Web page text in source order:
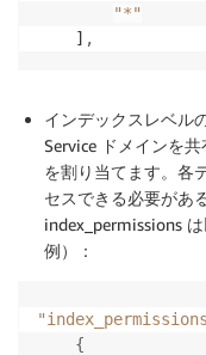
"*"
    ]
,
インデックスレベル
Service ドメインを
を割り当てます。各
セスできる必要があ
index_permissions
例）：
{